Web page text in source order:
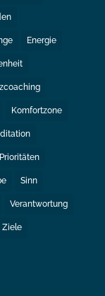
Energie
Komfortzone
Prioritäten
Sinn
Verantwortung
Ziele